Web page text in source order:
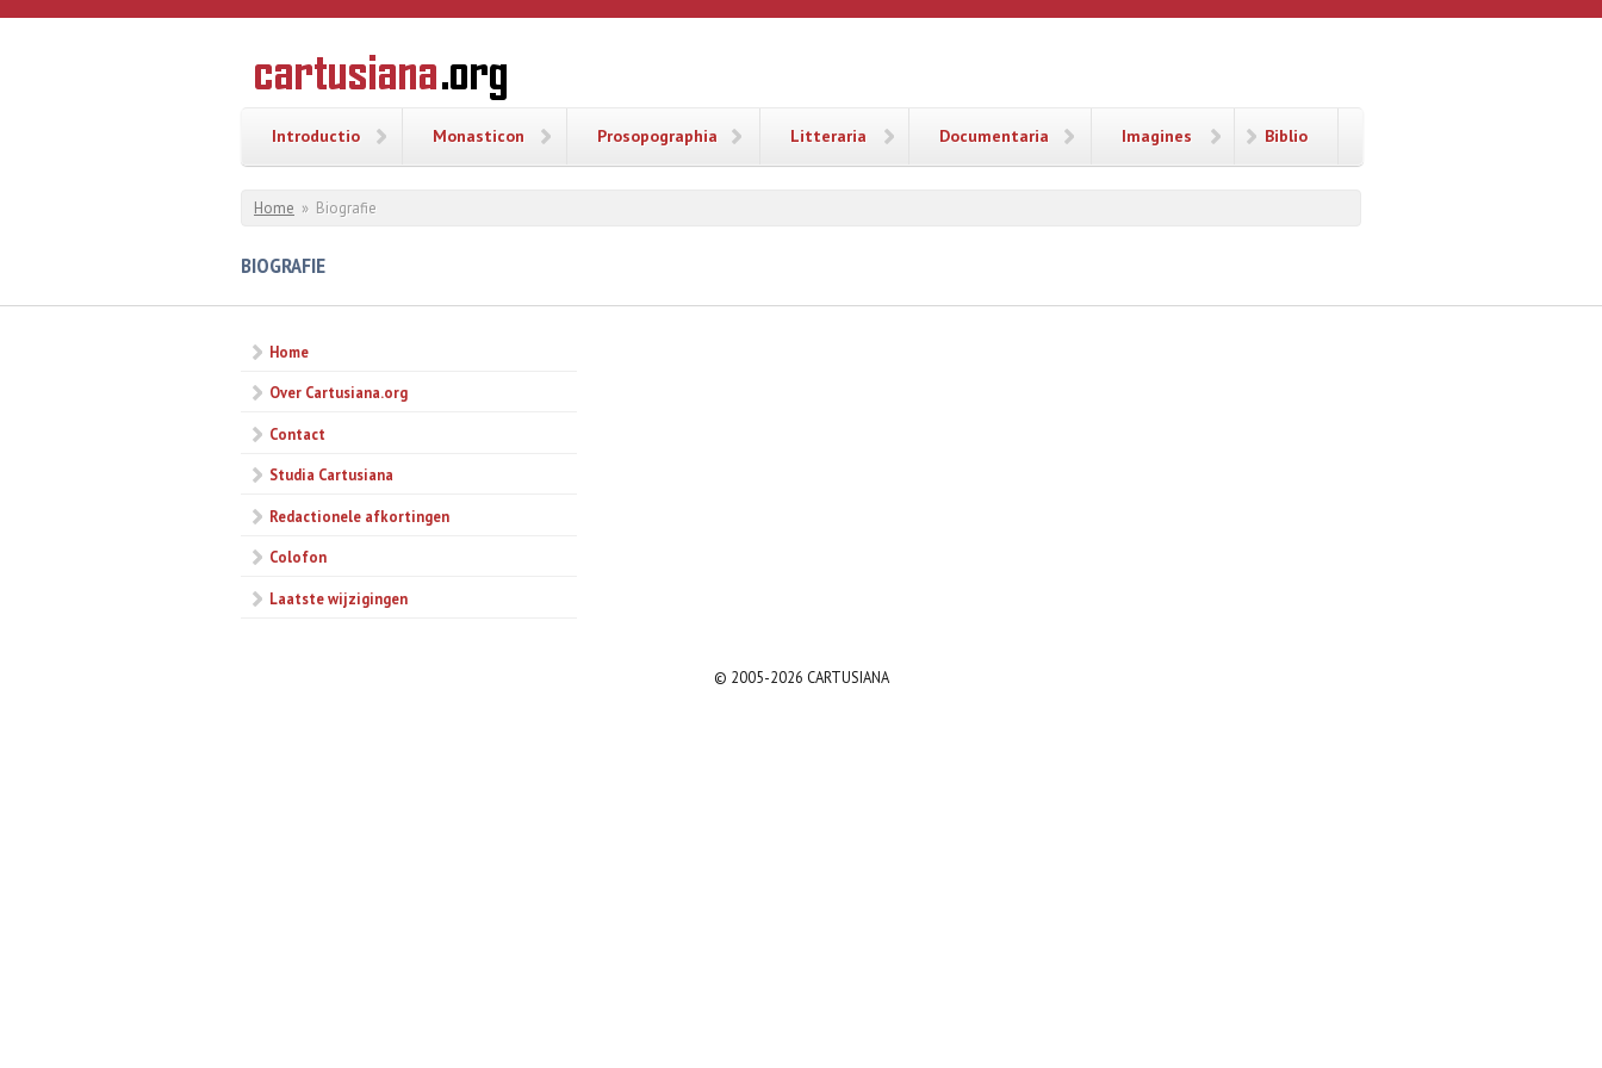
Overslaan en naar de inhoud gaan
CARTUSIANA
Geschiedenis
van de
Introductio Monasticon Prosopographia Litteraria Documentaria Imagines Biblio
U bent hier
Home » Biografie
BIOGRAFIE
Home
Over Cartusiana.org
Contact
Studia Cartusiana
Redactionele afkortingen
Colofon
Laatste wijzigingen
© 2005-2026 CARTUSIANA